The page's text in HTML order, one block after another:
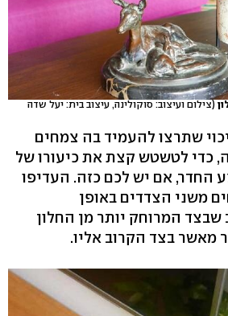
(צילום ועיצוב: סוקולינה, עיצוב בית: יעל שדה
שתרצו להעמיד בה צמחים
כדי לטשטש קצת את כיעורו של
החדר, אם יש לכם כזה. העדיפו
משני הצדדים באופן
שבצד המרוחק יותר מן החלון
מאשר בצד הקרוב אליו.